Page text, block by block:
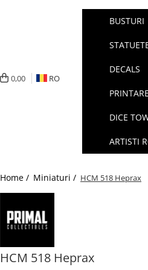
0,00 RO
BUSTURI
DECALS
DICE
ARTISTI
Home / Miniaturi / HCM 518 Heprax
HCM 518 Heprax